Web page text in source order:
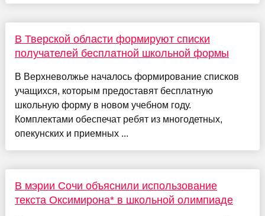
В Тверской области формируют списки
получателей бесплатной школьной формы
В Верхневолжье началось формирование списков
учащихся, которым предоставят бесплатную
школьную форму в новом учебном году.
Комплектами обеспечат ребят из многодетных,
опекунских и приемных ...
В мэрии Сочи объяснили использование
текста Оксимирона* в школьной олимпиаде